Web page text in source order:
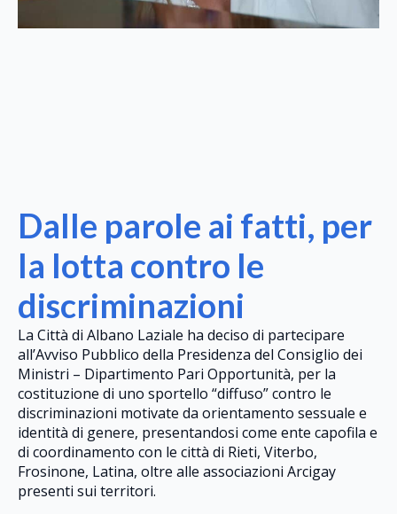
Dalle parole ai fatti, per
la lotta contro le
discriminazioni
La Città di Albano Laziale ha deciso di partecipare
all’Avviso Pubblico della Presidenza del Consiglio dei
Ministri – Dipartimento Pari Opportunità, per la
costituzione di uno sportello “diffuso” contro le
discriminazioni motivate da orientamento sessuale e
identità di genere, presentandosi come ente capofila e
di coordinamento con le città di Rieti, Viterbo,
Frosinone, Latina, oltre alle associazioni Arcigay
presenti sui territori.